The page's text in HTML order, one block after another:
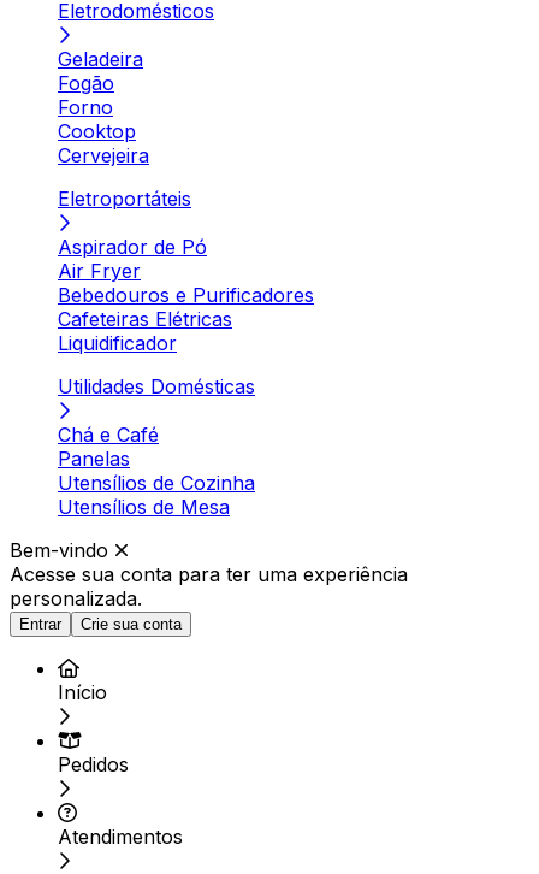
Eletrodomésticos
Geladeira
Fogão
Forno
Cooktop
Cervejeira
Eletroportáteis
Aspirador de Pó
Air Fryer
Bebedouros e Purificadores
Cafeteiras Elétricas
Liquidificador
Utilidades Domésticas
Chá e Café
Panelas
Utensílios de Cozinha
Utensílios de Mesa
Bem-vindo
Acesse sua conta para ter uma experiência
personalizada.
Entrar Crie sua conta
Início
Pedidos
Atendimentos